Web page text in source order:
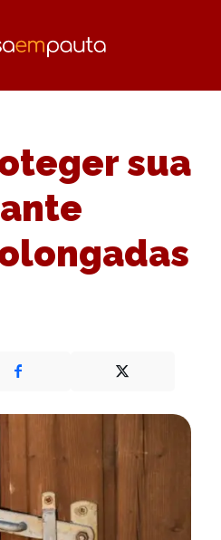
sua